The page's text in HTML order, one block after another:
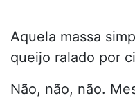
Aquela massa
queijo ralado por
Não, não, não.